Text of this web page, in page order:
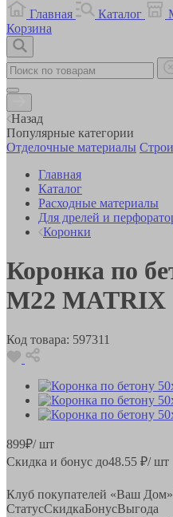
Главная
Каталог
Корзина
Назад
Популярные категории
Отделочные материалы
Главная
Каталог
Расходные материалы
Для дрелей и
Коронки
Коронка по
М22 MATRIX
Код товара: 597311
899₽/ шт
Скидка и бонус до48.55 ₽/ шт
Клуб покупателей «Ваш Дом»
СтатусСкидкаБонусВыгода